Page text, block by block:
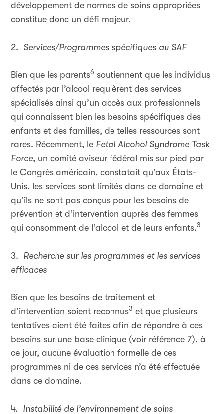
développement de normes de soins appropriées
constitue donc un défi majeur.
2. Services/Programmes spécifiques au SAF
Bien que les parents6 soutiennent que les individus
affectés par l’alcool requièrent des services
spécialisés ainsi qu’un accès aux professionnels
qui connaissent bien les besoins spécifiques des
enfants et des familles, de telles ressources sont
rares. Récemment, le Fetal Alcohol Syndrome Task
Force, un comité aviseur fédéral mis sur pied par
le Congrès américain, constatait qu’aux États-
Unis, les services sont limités dans ce domaine et
qu’ils ne sont pas conçus pour les besoins de
prévention et d’intervention auprès des femmes
qui consomment de l’alcool et de leurs enfants.3
3. Recherche sur les programmes et les services
efficaces
Bien que les besoins de traitement et
d’intervention soient reconnus3 et que plusieurs
tentatives aient été faites afin de répondre à ces
besoins sur une base clinique (voir référence 7), à
ce jour, aucune évaluation formelle de ces
programmes ni de ces services n’a été effectuée
dans ce domaine.
4. Instabilité de l’environnement de soins